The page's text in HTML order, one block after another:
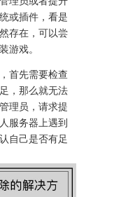
或插件，看是
存在，可以尝
游戏。
首先需要检查
，那么就无法
理员，请求提
服务器上遇到
自己是否有足